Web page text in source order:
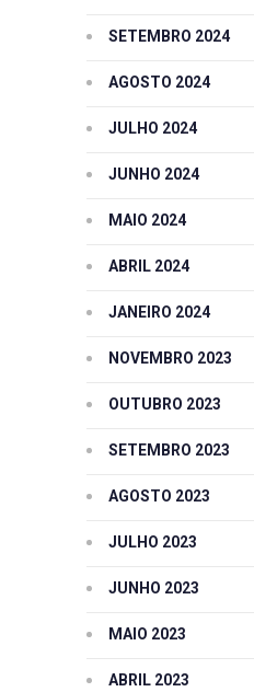
SETEMBRO 2024
AGOSTO 2024
JULHO 2024
JUNHO 2024
MAIO 2024
ABRIL 2024
JANEIRO 2024
NOVEMBRO 2023
OUTUBRO 2023
SETEMBRO 2023
AGOSTO 2023
JULHO 2023
JUNHO 2023
MAIO 2023
ABRIL 2023